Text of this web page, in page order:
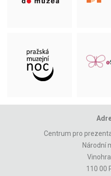
Centrum pro
Národní
110 00